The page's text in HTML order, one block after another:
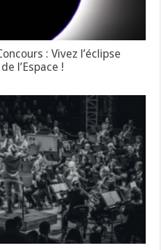
: Vivez l’éclipse
l’Espace !